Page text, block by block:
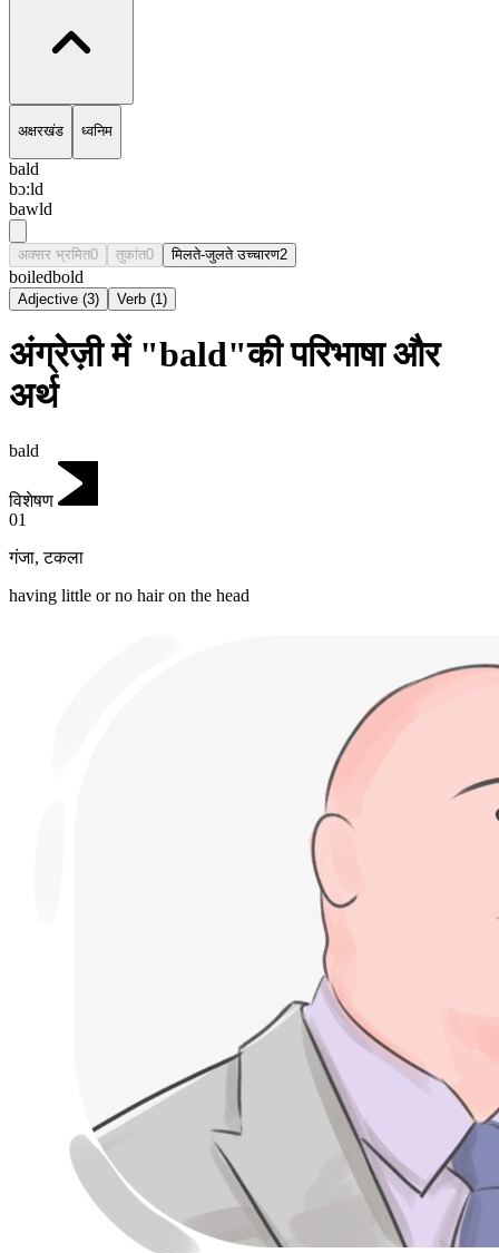
अक्षरखंड ध्वनिम
bald
bɔ:ld
bawld
अक्सर भ्रमित0 तुकांत0 मिलते-जुलते उच्चारण2
boiledbold
Adjective (3) Verb (1)
अंग्रेज़ी में "bald"की परिभाषा और
अर्थ
bald
विशेषण
01
गंजा,टकला
having little or no hair on the head